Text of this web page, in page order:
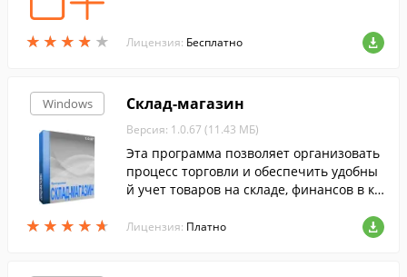
★ ★ ★ ★ ★
★ ★ ★ ★ ★ Лицензия: Бесплатно
Windows
★ ★ ★ ★ ★
★ ★ ★ ★ ★
Склад-магазин
Версия: 1.0.67 (11.43 МБ)
Эта программа позволяет организовать
процесс торговли и обеспечить удобны
й учет товаров на складе, финансов в ка
Лицензия: Платно